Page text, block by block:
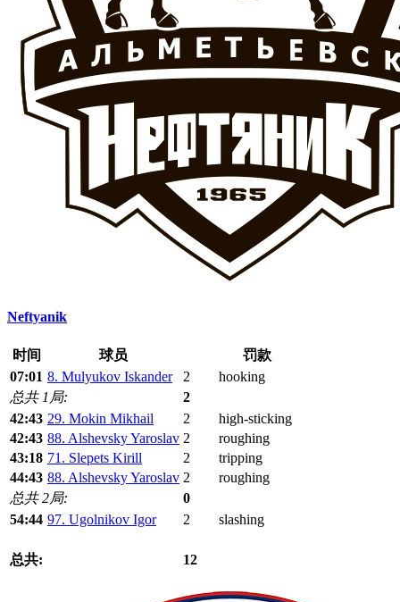
Neftyanik
时间 球员
罚款
07:01 8. Mulyukov Iskander 2
hooking
总共 1局:
2
42:43 29. Mokin Mikhail 2
high-sticking
42:43 88. Alshevsky Yaroslav 2
roughing
43:18 71. Slepets Kirill 2
tripping
44:43 88. Alshevsky Yaroslav 2
roughing
总共 2局:
0
54:44 97. Ugolnikov Igor 2 slashing
总共: 12